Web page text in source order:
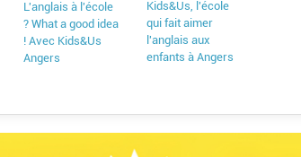
L'anglais à l'école
? What a good idea
! Avec Kids&Us
Angers
Kids&Us, l'école
qui fait aimer
l'anglais aux
enfants à Angers